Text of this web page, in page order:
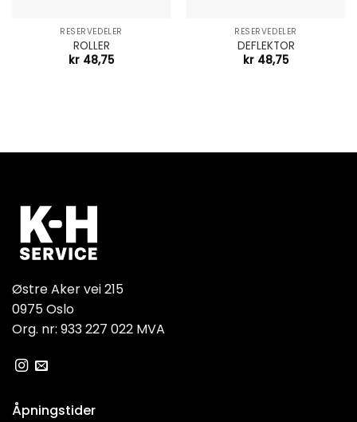
RESERVEDELER
ROLLER
kr 48,75
RESERVEDELER
DEFLEKTOR
kr 48,75
Østre Aker vei 215
0975 Oslo
Org. nr: 933 227 022 MVA
Åpningstider